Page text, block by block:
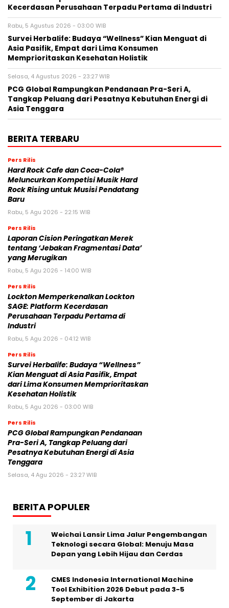
Kecerdasan Perusahaan Terpadu Pertama di Industri
Rabu, 5 Agustus 2026 - 03:00 WIB
Survei Herbalife: Budaya “Wellness” Kian Menguat di
Asia Pasifik, Empat dari Lima Konsumen
Memprioritaskan Kesehatan Holistik
Selasa, 4 Agustus 2026 - 23:27 WIB
PCG Global Rampungkan Pendanaan Pra-Seri A,
Tangkap Peluang dari Pesatnya Kebutuhan Energi di
Asia Tenggara
BERITA TERBARU
Pers Rilis
Hard Rock Cafe dan Coca-Cola®
Meluncurkan Kompetisi Musik Hard
Rock Rising untuk Musisi Pendatang
Baru
Rabu, 5 Agu 2026 - 22:15 WIB
Pers Rilis
Laporan Cision Peringatkan Merek
tentang ‘Jebakan Fragmentasi Data’
yang Merugikan
Rabu, 5 Agu 2026 - 14:00 WIB
Pers Rilis
Lockton Memperkenalkan Lockton
SAGE: Platform Kecerdasan
Perusahaan Terpadu Pertama di
Industri
Rabu, 5 Agu 2026 - 04:12 WIB
Pers Rilis
Survei Herbalife: Budaya “Wellness”
Kian Menguat di Asia Pasifik, Empat
dari Lima Konsumen Memprioritaskan
Kesehatan Holistik
Rabu, 5 Agu 2026 - 03:00 WIB
Pers Rilis
PCG Global Rampungkan Pendanaan
Pra-Seri A, Tangkap Peluang dari
Pesatnya Kebutuhan Energi di Asia
Tenggara
Selasa, 4 Agu 2026 - 23:27 WIB
BERITA POPULER
Weichai Lansir Lima Jalur Pengembangan
Teknologi secara Global: Menuju Masa
Depan yang Lebih Hijau dan Cerdas
CMES Indonesia International Machine
Tool Exhibition 2026 Debut pada 3-5
September di Jakarta